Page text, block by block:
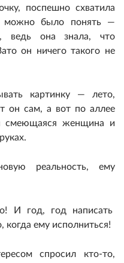
поспешно схватила
можно было понять —
ведь она знала, что
он ничего такого не
картинку — лето,
он сам, а вот по аллее
смеющаяся женщина и
реальность, ему
И год, год написать
ему исполниться!
спросил кто-то,